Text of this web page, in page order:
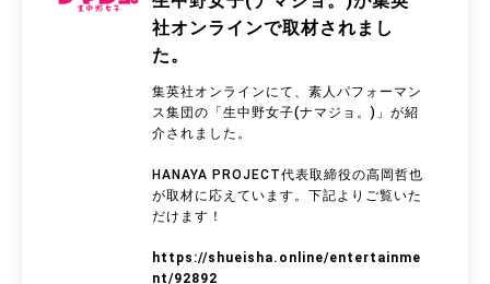
社オンラインで取材されまし
た。
集英社オンラインにて、素人パフォーマン
ス集団の「生中野女子(ナマジョ。)」が紹
介されました。
HANAYA PROJECT代表取締役の高岡哲也
が取材に応えています。下記よりご覧いた
だけます！
https://shueisha.online/entertainme
nt/92892